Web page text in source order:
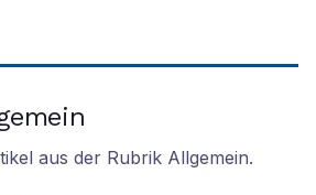
aus der Rubrik Allgemein.